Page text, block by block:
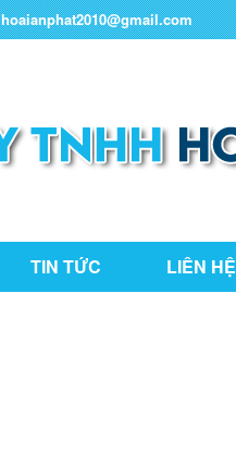
hoaianphat2010@gmail.com
TIN TỨC LIÊN HỆ